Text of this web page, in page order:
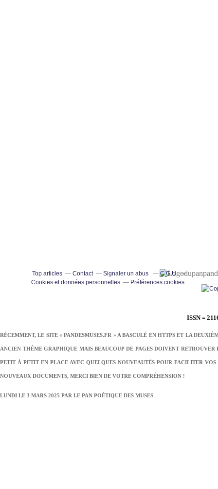
ISSN =
RÉCEMMENT, LE SITE « PANDESMUSES.FR » A BASCULÉ EN HTTPS ET LA
ANCIEN THÈME GRAPHIQUE MAIS BEAUCOUP DE PAGES DOIVENT
PETIT À PETIT EN PLACE AVEC QUELQUES NOUVEAUTÉS POUR FACILITER
NOUVEAUX DOCUMENTS, MERCI BIEN DE VOTRE COMPRÉHENSION !
LUNDI LE 3 MARS 2025 PAR LE PAN POÉTIQUE DES MUSES
Top articles Contact Signaler un abus
C.G.U.
Cookies et données personnelles
Préférences cookies